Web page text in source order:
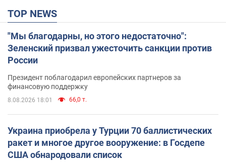
TOP NEWS
"Мы благодарны, но этого недостаточно":
Зеленский призвал ужесточить санкции против
России
Президент поблагодарил европейских партнеров за
финансовую поддержку
8.08.2026 18:01 66,0 т.
Украина приобрела у Турции 70 баллистических
ракет и многое другое вооружение: в Госдепе
США обнародовали список